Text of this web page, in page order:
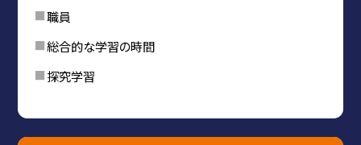
職員
総合的な学習の時間
探究学習